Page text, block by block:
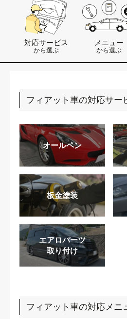
対応サービス
から選ぶ
メニュー
から選ぶ
フィアット車の対応サー
オールペン
板金塗装
エアロパーツ
取り付け
フィアット車の対応メニ